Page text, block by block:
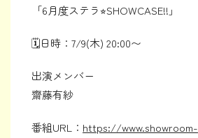
「6月度ステラ⭐︎SHOWCASE!!」
🗓️日時：7/9(木) 20:00〜
出演メンバー
齋藤有紗
番組URL： https://www.showroom-